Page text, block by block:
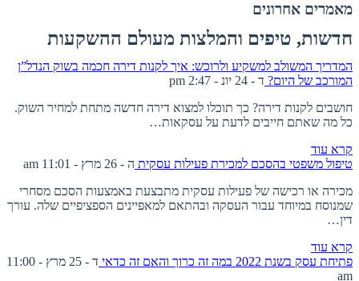
מאמרים אחרונים
חדשות, טיפים והמלצות מעולם ההשקעות
המדריך המשולב למשקיע ולרוכש: איך לקנות דירה חכמה בשוק הנדל”ן
המורכב של היום? ד - 24 יונ - 2:47 pm
חושבים לקנות דירה? כך תוכלו למצוא דירה חדשה מתחת למחיר השוק.
כל מה שאתם חייבים לדעת על עסקאות…
קרא עוד
טיפול משפטי בהסכם למכירת פעילות עסקית ה - 26 מרץ - 11:01 am
מכירה או רכישה של פעילות עסקית מתבצעת באמצעות הסכם מסחרי
שמנוסח במיוחד עבור העסקה ובהתאם למאפיינים הספציפיים שלה. עורך
דין…
קרא עוד
פתיחת עסק בשנת 2022 במה זה כרוך והאם זה כדאי
ד - 25 מרץ - 11:00
am